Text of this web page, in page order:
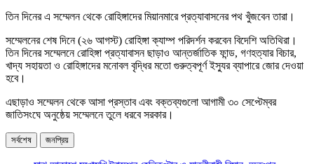
তিন দিনের এ সম্মেলন থেকে রোহিঙ্গাদের মিয়ানমারে প্রত্যাবাসনের পথ খুঁজবেন তারা।
সম্মেলনের শেষ দিনে (২৬ আগস্ট) রোহিঙ্গা ক্যাম্প পরিদর্শন করবেন বিদেশি অতিথিরা।
তিন দিনের সম্মেলনে রোহিঙ্গা প্রত্যাবাসন ছাড়াও আন্তর্জাতিক ফান্ড, গণহত্যার বিচার,
খাদ্য সহায়তা ও রোহিঙ্গাদের মনোবল বৃদ্ধির মতো গুরুত্বপূর্ণ ইস্যুর ব্যাপারে জোর দেওয়া
হবে।
এছাড়াও সম্মেলন থেকে আসা প্রস্তাব এবং বক্তব্যগুলো আগামী ৩০ সেপ্টেম্বর
জাতিসংঘে অনুষ্ঠেয় সম্মেলনে তুলে ধরবে সরকার।
সর্বশেষ জনপ্রিয়